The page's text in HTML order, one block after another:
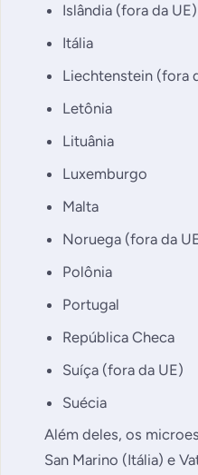
Islândia (fora da UE)
Itália
Liechtenstein (fora
Letônia
Lituânia
Luxemburgo
Malta
Noruega (fora da
Polônia
Portugal
República Checa
Suíça (fora da UE)
Suécia
Além deles, os
San Marino (Itália) e